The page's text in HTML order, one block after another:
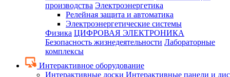
производства Электроэнергетика
Релейная защита и автоматика
Электроэнергетические системы
Физика ЦИФРОВАЯ ЭЛЕКТРОНИКА
Безопасность жизнедеятельности Лабораторные
комплексы
Интерактивное оборудование
Интерактивные доски Интерактивные панели и